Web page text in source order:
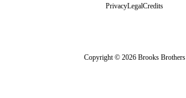
PrivacyLegalCredits
Copyright © 2026 Brooks Brothers